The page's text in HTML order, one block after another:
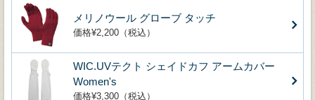
メリノウール グローブ タッチ
価格¥2,200（税込）
WIC.UVテクト シェイドカフ アームカバー
Women's
価格¥3,300（税込）